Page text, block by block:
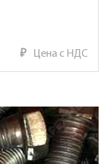
₽ Цена с НДС